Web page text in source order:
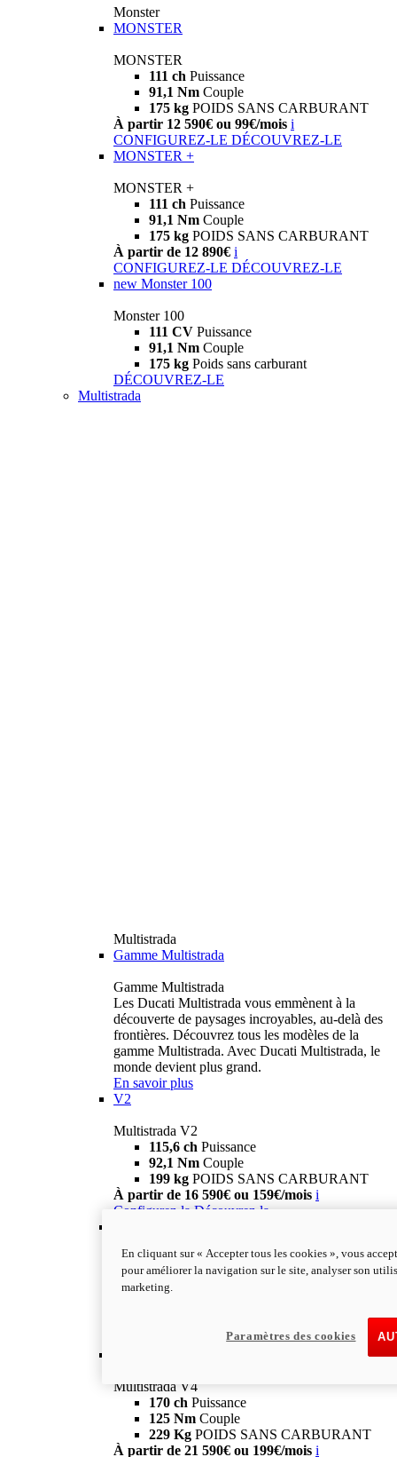
Monster
MONSTER
MONSTER
111 ch Puissance
91,1 Nm Couple
175 kg POIDS SANS CARBURANT
À partir 12 590€ ou 99€/mois i
CONFIGUREZ-LE DÉCOUVREZ-LE
MONSTER +
MONSTER +
111 ch Puissance
91,1 Nm Couple
175 kg POIDS SANS CARBURANT
À partir de 12 890€ i
CONFIGUREZ-LE DÉCOUVREZ-LE
new Monster 100
Monster 100
111 CV Puissance
91,1 Nm Couple
175 kg Poids sans carburant
DÉCOUVREZ-LE
Multistrada
Multistrada
Gamme Multistrada
Gamme Multistrada
Les Ducati Multistrada vous emmènent à la
découverte de paysages incroyables, au-delà des
frontières. Découvrez tous les modèles de la
gamme Multistrada. Avec Ducati Multistrada, le
monde devient plus grand.
En savoir plus
V2
Multistrada V2
115,6 ch Puissance
92,1 Nm Couple
199 kg POIDS SANS CARBURANT
À partir de 16 590€ ou 159€/mois i
Configurez-la Découvrez-la
Multistrada V2 S
115,6 chPUISSANCE
92,1 Nm
Découvrez-la
Multistrada V4
170 ch Puissance
125 Nm Couple
229 Kg POIDS SANS CARBURANT
À partir de 21 590€ ou 199€/mois i
En cliquant sur « Accepter tous les cookies », vous
pour améliorer la navigation sur le site, analyser son
marketing.
Paramètres des cookies